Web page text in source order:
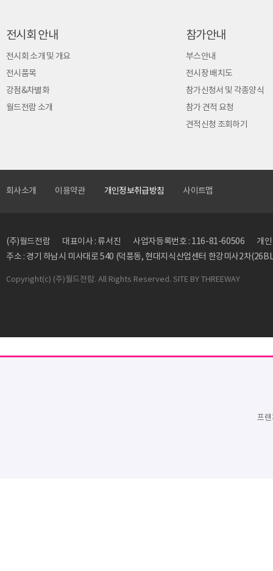
전시회 안내
전시회 소개 및 개요
전시품목
강점&차별화
월드전람 소개
참가안내
부스안내
전시장 배치도
참가신청서 및 각종양식
참가 견적 요청
견적신청 조회하기
회사소개 이용약관 개인정보취급방침 사이트맵
(주)월드전람 대표이사 : 류서진 사업자등록번호 : 116-81-60506
개
주소 : 경기 하남시 미사대로 540 (덕풍동, 현대지식산업센터 한강미사2차
Copyright(c) (주)월드전람. All Rights Reserved. SITE BY THREEWAY
프